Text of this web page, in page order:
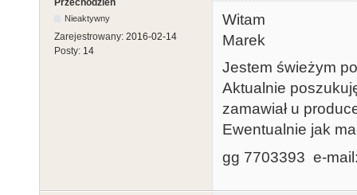
Przechodzień
Nieaktywny
Zarejestrowany: 2016-02-14
Posty: 14
Witam
Marek
Jestem świeżym
Aktualnie
zamawiał u
Ewentualnie jak
gg 7703393 e-